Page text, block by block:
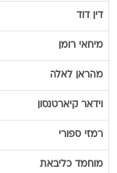
דין דוד
מיחאי רומן
מהראן לאלה
וידאר קיארטנסון
רמזי ספורי
מוחמד כליבאת